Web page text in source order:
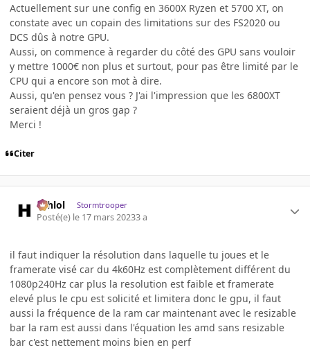
Actuellement sur une config en 3600X Ryzen et 5700 XT, on
constate avec un copain des limitations sur des FS2020 ou
DCS dûs à notre GPU.
Aussi, on commence à regarder du côté des GPU sans vouloir
y mettre 1000€ non plus et surtout, pour pas être limité par le
CPU qui a encore son mot à dire.
Aussi, qu'en pensez vous ? J'ai l'impression que les 6800XT
seraient déjà un gros gap ?
Merci !
Citer
ashlol Stormtrooper
Posté(e) le 17 mars 20233 a
il faut indiquer la résolution dans laquelle tu joues et le
framerate visé car du 4k60Hz est complètement différent du
1080p240Hz car plus la resolution est faible et framerate
elevé plus le cpu est solicité et limitera donc le gpu, il faut
aussi la fréquence de la ram car maintenant avec le resizable
bar la ram est aussi dans l'équation les amd sans resizable
bar c'est nettement moins bien en perf